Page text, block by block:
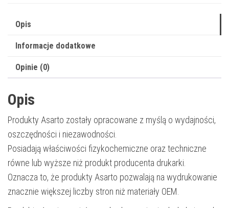
600
yellow
Opis
Informacje dodatkowe
Opinie (0)
Opis
Produkty Asarto zostały opracowane z myślą o wydajności,
oszczędności i niezawodności.
Posiadają właściwości fizykochemiczne oraz techniczne
równe lub wyższe niż produkt producenta drukarki.
Oznacza to, że produkty Asarto pozwalają na wydrukowanie
znacznie większej liczby stron niż materiały OEM.